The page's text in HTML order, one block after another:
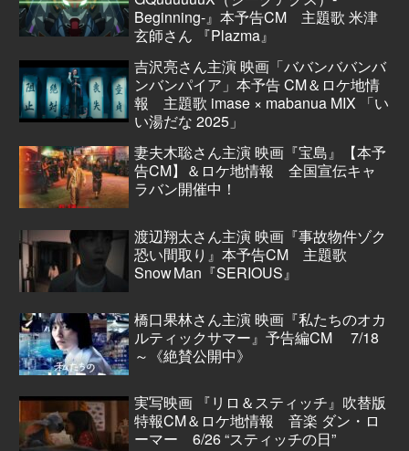
Beginning-』本予告CM 主題歌 米津
玄師さん 『Plazma』
吉沢亮さん主演 映画「ババンババンバ
ンバンパイア」本予告 CM＆ロケ地情
報 主題歌 imase × mabanua MIX 「い
い湯だな 2025」
妻夫木聡さん主演 映画『宝島』【本予
告CM】＆ロケ地情報 全国宣伝キャ
ラバン開催中！
渡辺翔太さん主演 映画『事故物件ゾク
恐い間取り』本予告CM 主題歌
Snow Man『SERIOUS』
橋口果林さん主演 映画『私たちのオカ
ルティックサマー』予告編CM 7/18
～《絶賛公開中》
実写映画 『リロ＆スティッチ』吹替版
特報CM＆ロケ地情報 音楽 ダン・ロ
ーマー 6/26 “スティッチの日”